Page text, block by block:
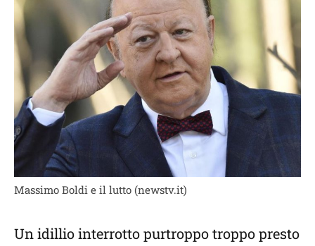
Massimo Boldi e il lutto (newstv.it)
Un idillio interrotto purtroppo troppo presto